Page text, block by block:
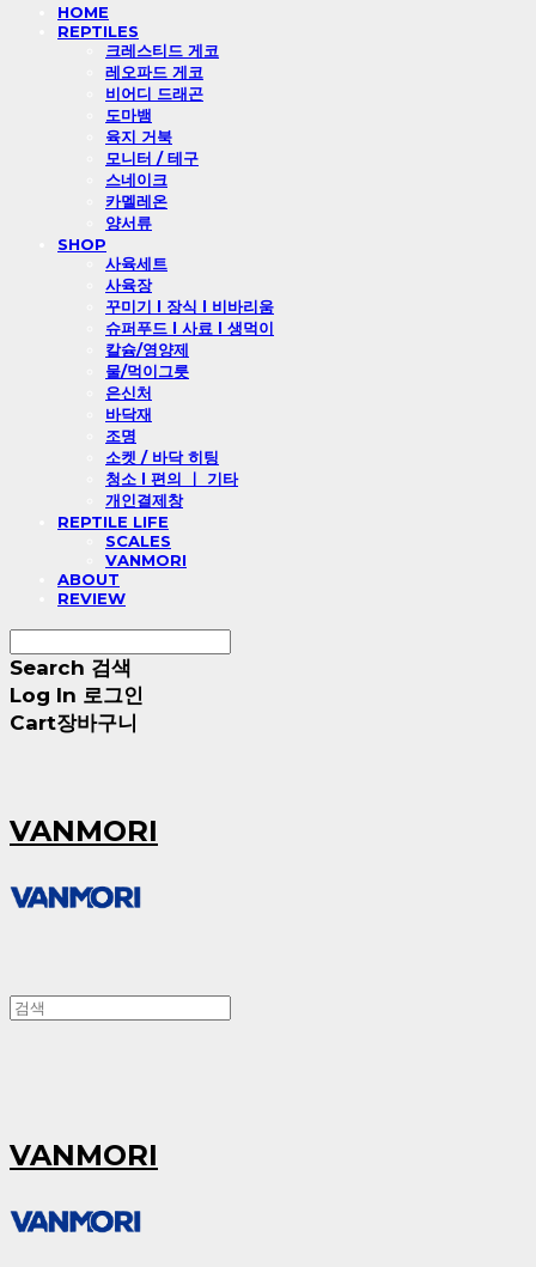
HOME
REPTILES
크레스티드 게코
레오파드 게코
비어디 드래곤
도마뱀
육지 거북
모니터 / 테구
스네이크
카멜레온
양서류
SHOP
사육세트
사육장
꾸미기 l 장식 l 비바리움
슈퍼푸드 l 사료 l 생먹이
칼슘/영양제
물/먹이그릇
은신처
바닥재
조명
소켓 / 바닥 히팅
청소 l 편의 ㅣ 기타
개인결제창
REPTILE LIFE
SCALES
VANMORI
ABOUT
REVIEW
Search 검색
Log In 로그인
Cart장바구니
VANMORI
VANMORI